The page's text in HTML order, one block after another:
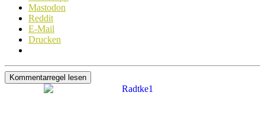
Mastodon
Reddit
E-Mail
Drucken
Kommentarregel lesen